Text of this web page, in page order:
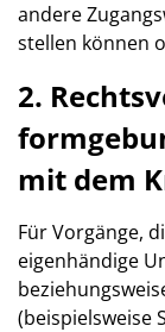
andere
stellen können
2.
mit dem
Für Vorgänge,
eigenhändige
(beispielsweise